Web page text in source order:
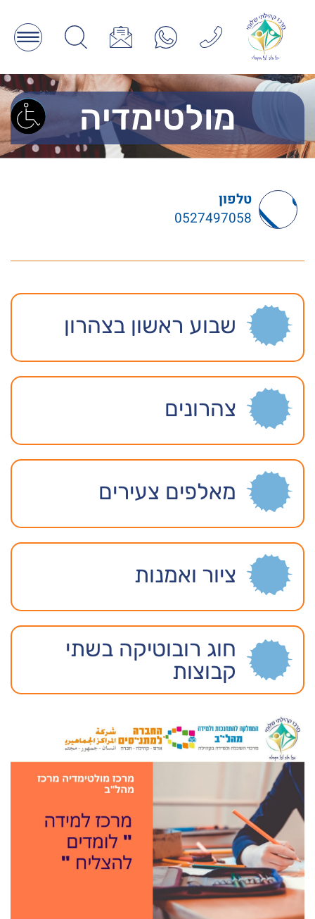
מולטימדיה
טלפון
0527497058
שבוע ראשון בצהרון
צהרונים
מאלפים צעירים
ציור ואמנות
חוג רובוטיקה בשתי
קבוצות